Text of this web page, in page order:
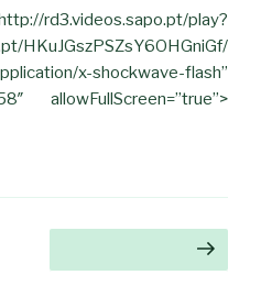
play?
HKuJGszPSZsY6OHGniGf/
x-shockwave-flash”
allowFullScreen=”true”>
Página seguinte